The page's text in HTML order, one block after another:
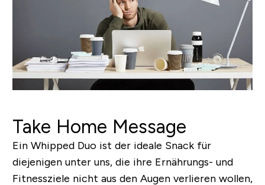
Take Home Message
Ein Whipped Duo ist der ideale Snack für
diejenigen unter uns, die ihre Ernährungs- und
Fitnessziele nicht aus den Augen verlieren wollen,